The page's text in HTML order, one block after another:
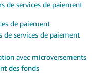
de services de paiement
de paiement
de services de paiement
avec microversements
des fonds